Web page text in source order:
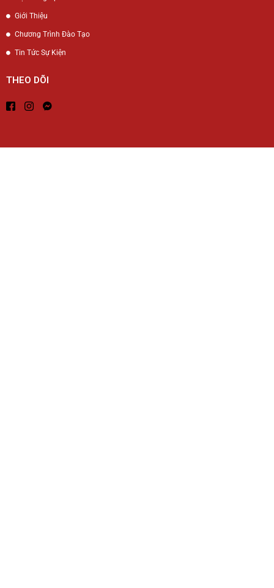
Giới Thiệu
Chương Trình Đào Tạo
Tin Tức Sự Kiện
THEO DÕI